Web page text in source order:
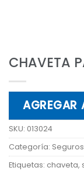
CHAVETA
SKU: 013024
Categoría: Seguros
Etiquetas: chaveta,